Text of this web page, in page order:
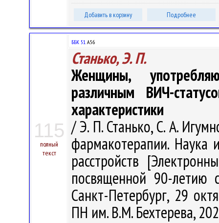
Добавить в корзину Подробнее
115
полный
текст
ББК 51.А56
Станько, Э. П.
Женщины,
различным ВИЧ-
характеристики
/ Э. П. Станько, С. А.
фармакотерапии. Наука
расстройств
посвященной 90-летию
Санкт-Петербург, 29
ПН им. В.М. Бехтерева,